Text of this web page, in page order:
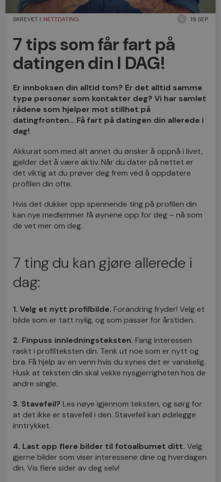
SKREVET I: NETTDATING 19 SEP
7 tips som får fart på
datingen din I DAG!
Er innboksen din alltid tom? Er det alltid samme
type personer som kontakter deg? Vi har samlet
rådene som hjelper mot stillhet på
datingfronten… Få fart på datingen din allerede i
dag!
Akkurat som med alt annet du ønsker å oppnå i livet,
gjelder det å være aktiv. Når du dater på nettet er
det viktig at du prøver deg frem ved å oppdatere
profilen din ofte.
Hvis det dukker opp spennende ting på profilen din
kan nye medlemmer få øynene opp for deg – nå som
de vet mer om deg.
7 ting du kan gjøre allerede i
dag:
1. Velg et nytt profilbilde. Forandring fryder! Velg et
bilde som er tatt nylig, og som passer for årstiden.
2. Finpuss innledningsteksten. Fang interessen
raskt i profilteksten din. Tenk ut noe som er nytt og
bra. Få hjelp av en venn hvis du synes det er vanskelig.
Husk at teksten din skal vekke nysgjerrigheten hos de
andre single.
3. Stavefeil? Les nøye igjennom teksten, og sørg for
at det ikke er stavefeil i den. Stavefeil kan ødelegge
inntrykket.
4. Last opp flere bilder til fotoalbumet ditt. Velg
gjerne bilder som viser interessene dine og hverdagen
din. Vis flere sider av deg selv!